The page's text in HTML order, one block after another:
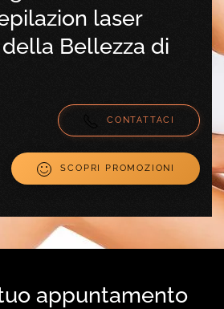
laser
Bellezza di
CONTATTACI
SCOPRI PROMOZIONI
appuntamento